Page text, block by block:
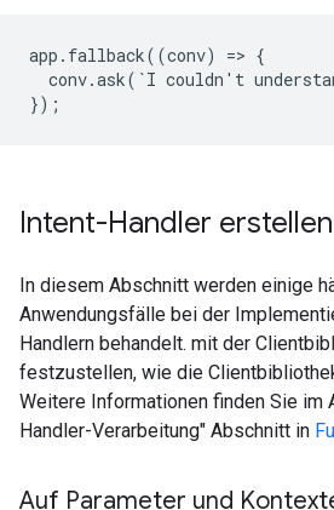
app.fallback((conv) => {
conv.ask(`I couldn't
});
Intent-Handler erstellen
In diesem Abschnitt werden einige
Anwendungsfälle bei der
Handlern behandelt. mit der
festzustellen, wie die
Weitere Informationen finden Sie im
Handler-Verarbeitung" Abschnitt in
Auf Parameter und